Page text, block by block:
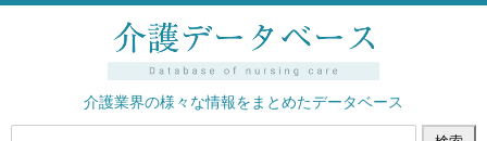
介護業界の様々な情報をまとめたデータベース